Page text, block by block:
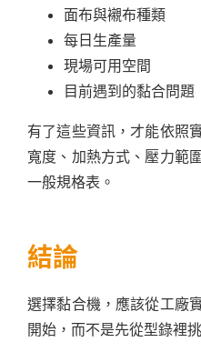
面布與襯布種類
每日生產量
現場可用空間
目前遇到的黏合問題
有了這些資訊，才能依照
寬度、加熱方式、壓力範
一般規格表。
結論
選擇黏合機，應該從工廠
開始，而不是先從型錄裡